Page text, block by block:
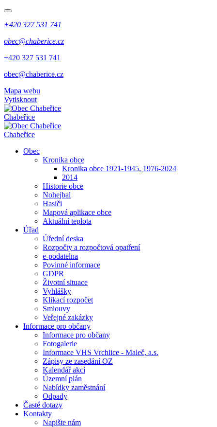
+420 327 531 741
obec@chaberice.cz
+420 327 531 741
obec@chaberice.cz
Mapa webu
Vytisknout
Chabeřice
Chabeřice
Obec
Kronika obce
Kronika obce 1921-1945, 1976-2024
2014
Historie obce
Nohejbal
Hasiči
Mapová aplikace obce
Aktuální teplota
Úřad
Úřední deska
Rozpočty a rozpočtová opatření
e-podatelna
Povinné informace
GDPR
Životní situace
Vyhlášky
Klikací rozpočet
Smlouvy
Veřejné zakázky
Informace pro občany
Informace pro občany
Fotogalerie
Informace VHS Vrchlice - Maleč, a.s.
Zápisy ze zasedání OZ
Kalendář akcí
Územní plán
Nabídky zaměstnání
Odpady
Časté dotazy
Kontakty
Napište nám